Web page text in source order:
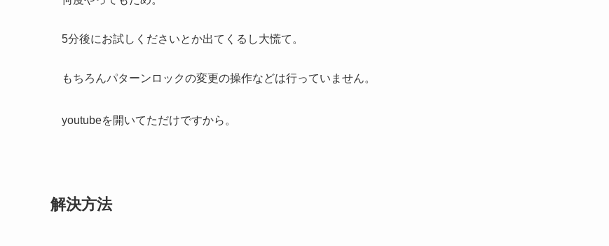
5分後にお試しくださいとか出てくるし大慌て。
もちろんパターンロックの変更の操作などは行っていません。
youtubeを開いてただけですから。
解決方法